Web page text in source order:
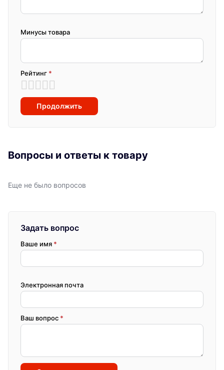
Минусы товара
Рейтинг *
Продолжить
Вопросы и ответы к товару
Еще не было вопросов
Задать вопрос
Ваше имя *
Электронная почта
Ваш вопрос *